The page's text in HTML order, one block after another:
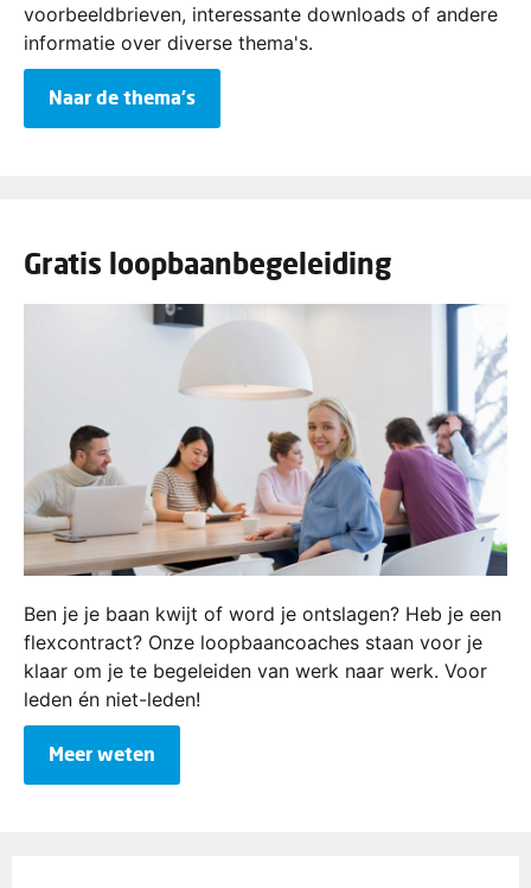
voorbeeldbrieven, interessante downloads of andere
informatie over diverse thema's.
Naar de thema's
Gratis loopbaanbegeleiding
Ben je je baan kwijt of word je ontslagen? Heb je een
flexcontract? Onze loopbaancoaches staan voor je
klaar om je te begeleiden van werk naar werk. Voor
leden én niet-leden!
Meer weten